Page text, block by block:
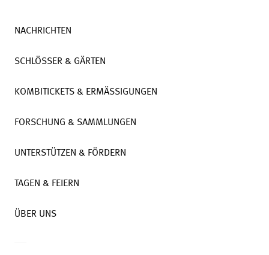
NACHRICHTEN
SCHLÖSSER & GÄRTEN
KOMBITICKETS & ERMÄSSIGUNGEN
FORSCHUNG & SAMMLUNGEN
UNTERSTÜTZEN & FÖRDERN
TAGEN & FEIERN
ÜBER UNS